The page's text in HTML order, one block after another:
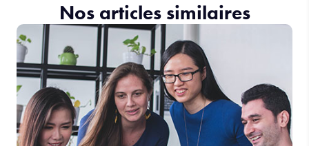
Nos articles similaires